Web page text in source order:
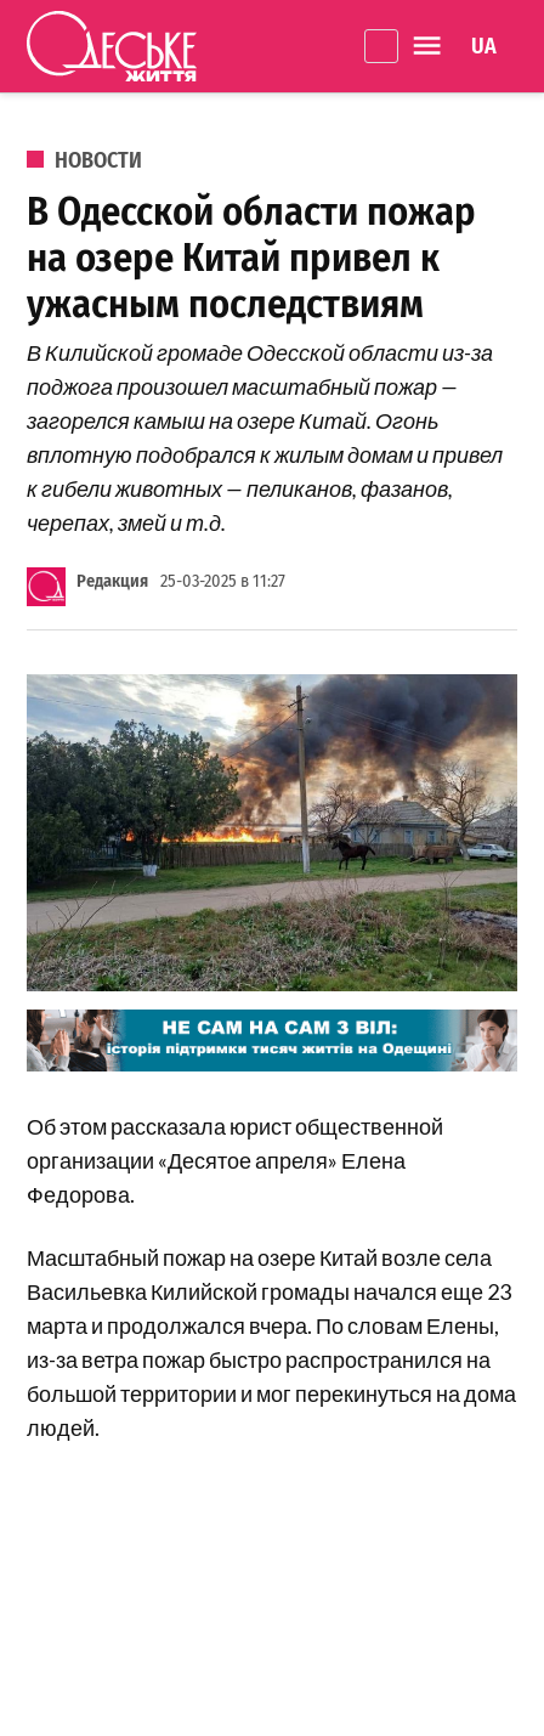
Перейти к содержанию
життя
ОПУБЛИКОВАНО В
НОВОСТИ
В Одесской области пожар
на озере Китай привел к
ужасным последствиям
В Килийской громаде Одесской области из-за
поджога произошел масштабный пожар —
загорелся камыш на озере Китай. Огонь
вплотную подобрался к жилым домам и привел
к гибели животных — пеликанов, фазанов,
черепах, змей и т.д.
Редакция 25-03-2025 в 11:27
Об этом рассказала юрист общественной
организации «Десятое апреля» Елена
Федорова.
Масштабный пожар на озере Китай возле села
Васильевка Килийской громады начался еще 23
марта и продолжался вчера. По словам Елены,
из-за ветра пожар быстро распространился на
большой территории и мог перекинуться на дома
людей.